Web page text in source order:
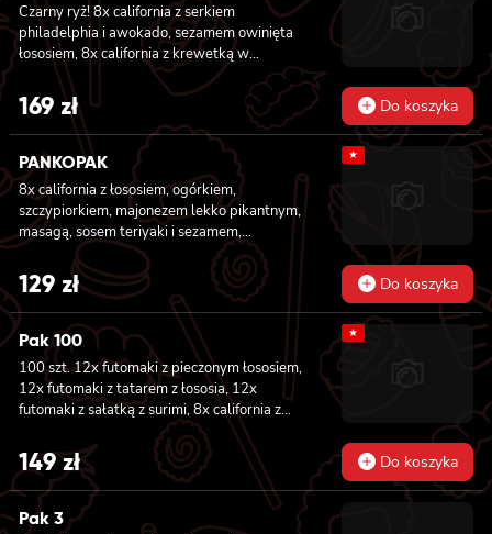
Czarny ryż! 8x california z serkiem
philadelphia i awokado, sezamem owinięta
łososiem, 8x california z krewetką w
tempurze, ogórkiem i majonezem lekko
pikantnym, masago i sezamem owinięta
łososiem, 12x futomaki z łososiem
pieczonym, serkiem philadelphia, sosem
teriyaki, sezamem, awokado, ogórkiem i
kanpyo 8x california z łososiem i awokado,
serkiem philadelphia, masago, sezam, 8x
hosomaki z łososiem
169 zł Do koszyka
PANKOPAK
8x california z łososiem, ogórkiem,
szczypiorkiem, majonezem lekko pikantnym,
masagą, sosem teriyaki i sezamem,
panierowane w chrupiącej panko, 8x
california z węgorzem , krewetką, imbirem,
majonezem lekko pikantnym, sosem teriyaki i
sezamem, panierowane w chrupiącej panko,
8x california z serkiem philadelphia,
węgorzem, ogórkiem, sosem teriyaki i
sezamem, panierowane w chrupiącej panko,
8x california z łososiem wędzonym,
ogórkiem, awokado, szczypiorkiem, sosem
teriyaki i sezamem, panierowane w
chrupiącej panko.
★
129 zł Do koszyka
Pak 100
100 szt. 12x futomaki z pieczonym łososiem,
12x futomaki z tatarem z łososia, 12x
futomaki z sałatką z surimi, 8x california z
tuńczykiem, 8x california z pieczonym
łososiem, 8x california z krewetką w
tempurze, 8x maki z ogórkiem, 8x maki z
oshinko, 8x maki z surimi, 8x maki z łososiem,
8x maki z kanpyo
★
149zł Do koszyka
Pak 3